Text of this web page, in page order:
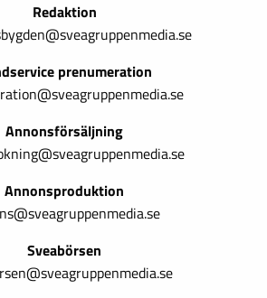
Redaktion
prenumeration
Annonsförsäljning
Annonsproduktion
Sveabörsen